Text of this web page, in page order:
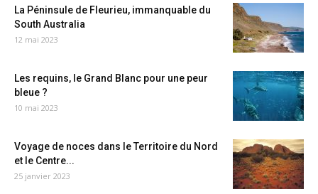
La Péninsule de Fleurieu, immanquable du
South Australia
12 mai 2023
Les requins, le Grand Blanc pour une peur
bleue ?
10 mai 2023
Voyage de noces dans le Territoire du Nord
et le Centre...
25 janvier 2023